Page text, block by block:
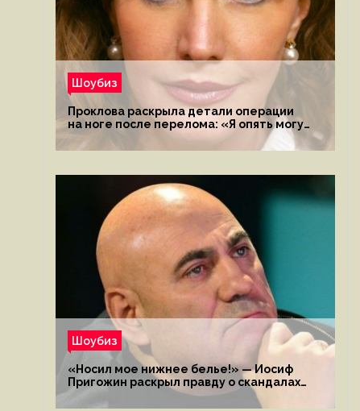
Шоубиз
Проклова раскрыла детали операции
на ноге после перелома: «Я опять могу
ходить»
Шоубиз
«Носил мое нижнее белье!» — Иосиф
Пригожин раскрыл правду о скандалах
с мужем своей экс-жены